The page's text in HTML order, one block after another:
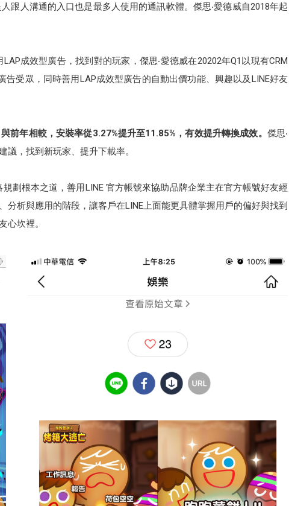
跟人溝通的入口也是最多人使用的通訊軟體。傑思‧愛德威自2018年起
成效型廣告，找到對的玩家，傑思‧愛德威在20202年Q1以現有CRM
受眾，同時善用LAP成效型廣告的自動出價功能、興趣以及LINE好友
年相較，安裝率從3.27%提升至11.85%，有效提升轉換成效。 傑思‧
，找到新玩家、提升下載率。
劃根本之道，善用LINE 官方帳號來協助品牌企業主在官方帳號好友經
析與應用的階段，讓客戶在LINE上面能更具體掌握用戶的偏好與找到
心坎裡。